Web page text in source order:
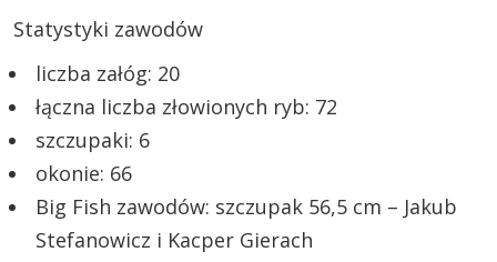
Statystyki zawodów
liczba załóg: 20
łączna liczba złowionych ryb: 72
szczupaki: 6
okonie: 66
Big Fish zawodów: szczupak 56,5 cm – Jakub
Stefanowicz i Kacper Gierach